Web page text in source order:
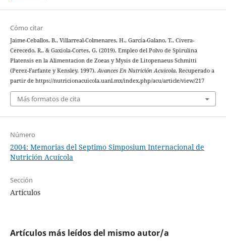
Cómo citar
Jaime-Ceballos, B., Villarreal-Colmenares, H., García-Galano, T., Civera-
Cerecedo, R., & Gaxiola-Cortes, G. (2019). Empleo del Polvo de Spirulina
Platensis en la Alimentacion de Zoeas y Mysis de Litopenaeus Schmitti
(Perez-Farfante y Kensley, 1997).Avances En Nutrición Acuicola. Recuperado a
partir de https://nutricionacuicola.uanl.mx/index.php/acu/article/view/217
Más formatos de cita
Número
2004: Memorias del Septimo Simposium Internacional de
Nutrición Acuícola
Sección
Artículos
Artículos más leídos del mismo autor/a